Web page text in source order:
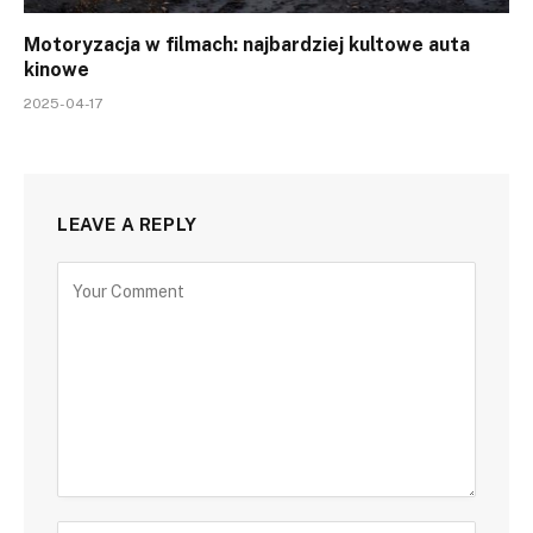
Motoryzacja w filmach: najbardziej kultowe auta
kinowe
2025-04-17
LEAVE A REPLY